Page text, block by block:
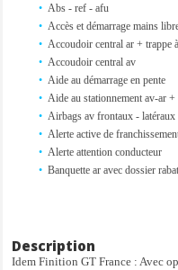
Abs - ref - afu
Accès et démarrage mains
Accoudoir central ar + trappe
Accoudoir central av
Aide au démarrage en pente
Aide au stationnement av-ar +
Airbags av frontaux -
Alerte active de
Alerte attention conducteur
Banquette ar avec dossier
Capteur de pluie et de
Choix du mode de conduite :
Description
Idem Finition GT France : Avec